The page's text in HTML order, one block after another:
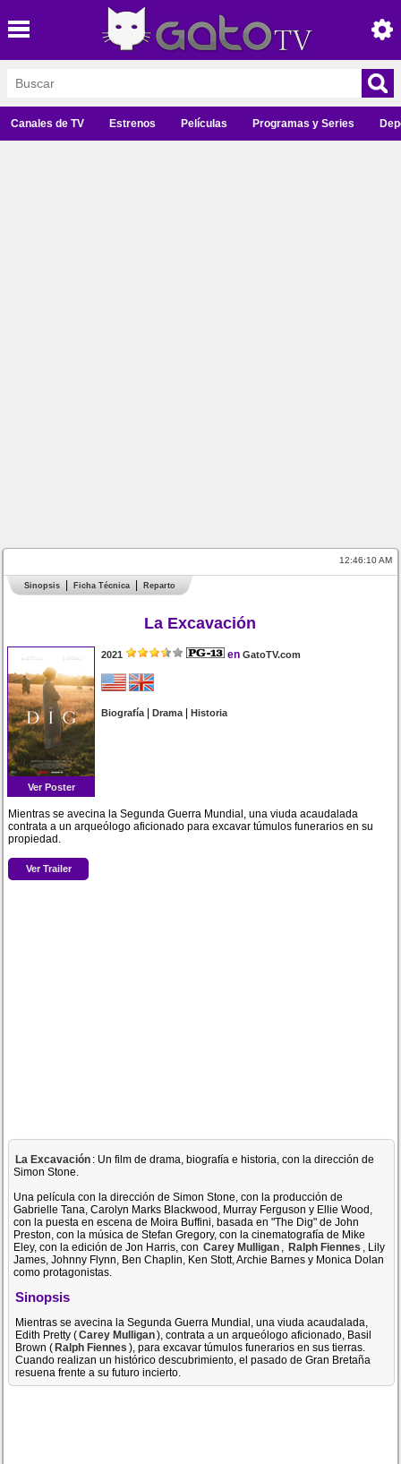
Canales de TV Estrenos Películas Programas y Series
12:46:10 AM
Sinopsis Ficha Técnica Reparto
La Excavación
Ver Poster
2021 en GatoTV.com
Biografía|Drama|Historia
Mientras se avecina la Segunda Guerra Mundial, una viuda acaudalada
contrata a un arqueólogo aficionado para excavar túmulos funerarios en su
propiedad.
Ver Trailer
La Excavación : Un film de drama, biografía e historia, con la dirección de
Simon Stone.
Una película con la dirección de Simon Stone, con la producción de
Gabrielle Tana, Carolyn Marks Blackwood, Murray Ferguson y Ellie Wood,
con la puesta en escena de Moira Buffini, basada en "The Dig" de John
Preston, con la música de Stefan Gregory, con la cinematografía de Mike
Eley, con la edición de Jon Harris, con Carey Mulligan , Ralph Fiennes , Lily
James, Johnny Flynn, Ben Chaplin, Ken Stott, Archie Barnes y Monica Dolan
como protagonistas.
Sinopsis
Mientras se avecina la Segunda Guerra Mundial, una viuda acaudalada,
Edith Pretty (Carey Mulligan), contrata a un arqueólogo aficionado, Basil
Brown (Ralph Fiennes ), para excavar túmulos funerarios en sus tierras.
Cuando realizan un histórico descubrimiento, el pasado de Gran Bretaña
resuena frente a su futuro incierto.